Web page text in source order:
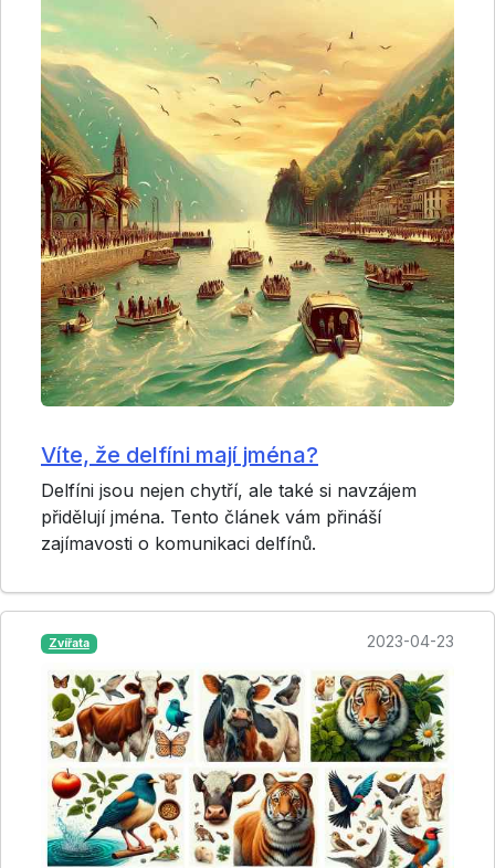
Víte, že delfíni mají jména?
Delfíni jsou nejen chytří, ale také si navzájem
přidělují jména. Tento článek vám přináší
zajímavosti o komunikaci delfínů.
Zvířata 2023-04-23